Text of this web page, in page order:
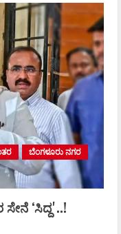
ಬೆಂಗಳೂರು ನಗರ
ʻಸಿದ್ದʼ..!